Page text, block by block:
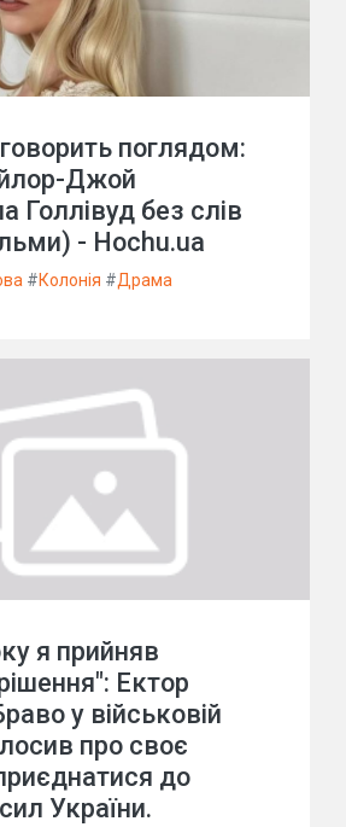
поглядом:
Джой
Голлівуд без слів
- Hochu.ua
#Колонія #Драма
я прийняв
Ектор
у військовій
про своє
до
України.